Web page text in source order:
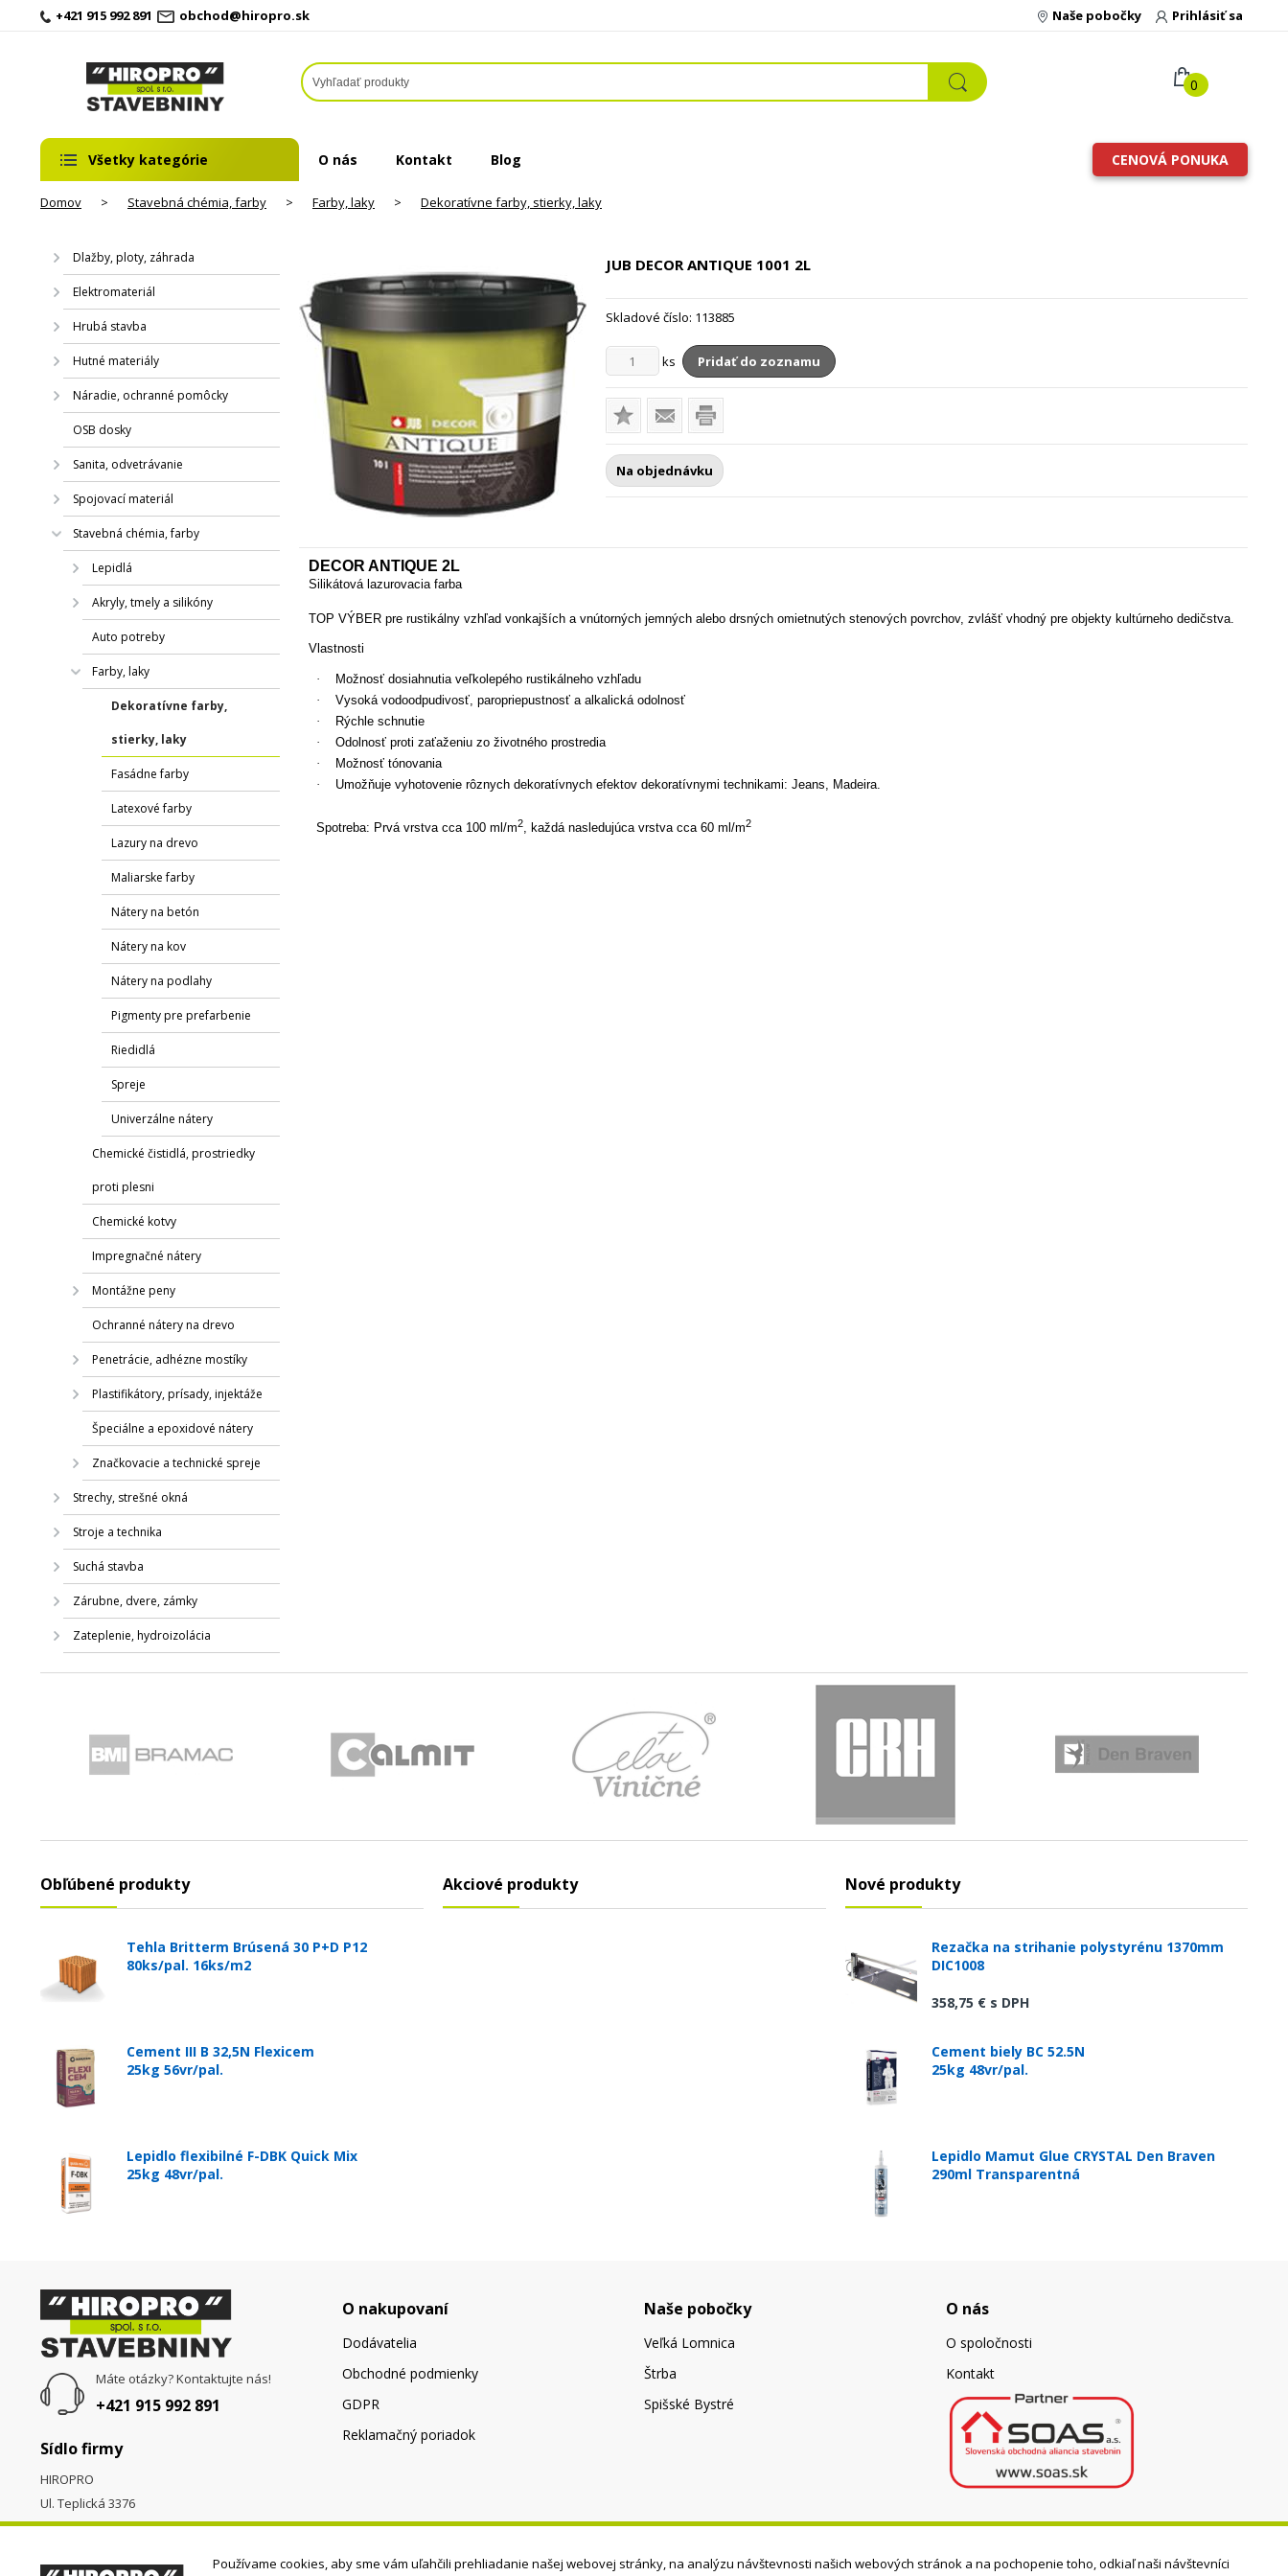
+421 915 992 891 obchod@hiropro.sk Prihlásiť sa
Naše pobočky
0
Všetky kategórie O nás Kontakt Blog CENOVÁ PONUKA
Domov > Stavebná chémia, farby > Farby, laky > Dekoratívne farby, stierky, laky
Dlažby, ploty, záhrada
Elektromateriál
Hrubá stavba
Hutné materiály
Náradie, ochranné pomôcky
OSB dosky
Sanita, odvetrávanie
Spojovací materiál
Stavebná chémia, farby
Lepidlá
Akryly, tmely a silikóny
Auto potreby
Farby, laky
Dekoratívne farby,
stierky, laky
Fasádne farby
Latexové farby
Lazury na drevo
Maliarske farby
Nátery na betón
Nátery na kov
Nátery na podlahy
Pigmenty pre prefarbenie
Riedidlá
Spreje
Univerzálne nátery
Chemické čistidlá, prostriedky
proti plesni
Chemické kotvy
Impregnačné nátery
Montážne peny
Ochranné nátery na drevo
Penetrácie, adhézne mostíky
Plastifikátory, prísady, injektáže
Špeciálne a epoxidové nátery
Značkovacie a technické spreje
Strechy, strešné okná
Stroje a technika
Suchá stavba
Zárubne, dvere, zámky
Zateplenie, hydroizolácia
JUB DECOR ANTIQUE 1001 2L
Skladové číslo: 113885
ks Pridať do zoznamu
Na objednávku
DECOR ANTIQUE 2L
Silikátová lazurovacia farba
TOP VÝBER pre rustikálny vzhľad vonkajších a vnútorných jemných alebo drsných omietnutých stenových povrchov, zvlášť vhodný pre objekty kultúrneho dedičstva.
Vlastnosti
·
Možnosť dosiahnutia veľkolepého rustikálneho vzhľadu
·
Vysoká vodoodpudivosť, paropriepustnosť a alkalická odolnosť
·
Rýchle schnutie
·
Odolnosť proti zaťaženiu zo životného prostredia
·
Možnosť tónovania
·
Umožňuje vyhotovenie rôznych dekoratívnych efektov dekoratívnymi technikami: Jeans, Madeira.
Spotreba: Prvá vrstva cca 100 ml/m2, každá nasledujúca vrstva cca 60 ml/m2
Obľúbené produkty
Tehla Britterm Brúsená 30 P+D P12
80ks/pal. 16ks/m2
Cement III B 32,5N Flexicem
25kg 56vr/pal.
Lepidlo flexibilné F-DBK Quick Mix
25kg 48vr/pal.
Akciové produkty Nové produkty
Rezačka na strihanie polystyrénu 1370mm
DIC1008
358,75 € s DPH
Cement biely BC 52.5N
25kg 48vr/pal.
Lepidlo Mamut Glue CRYSTAL Den Braven
290ml Transparentná
Máte otázky? Kontaktujte nás!
+421 915 992 891
Sídlo firmy
HIROPRO
Ul. Teplická 3376
058 01Poprad
O nakupovaní
Dodávatelia
Obchodné podmienky
GDPR
Reklamačný poriadok
Naše pobočky
Veľká Lomnica
Štrba
Spišské Bystré
O nás
O spoločnosti
Kontakt
Používame cookies, aby sme vám uľahčili prehliadanie našej webovej stránky, na analýzu návštevnosti našich webových stránok a na pochopenie toho, odkiaľ naši návštevníci